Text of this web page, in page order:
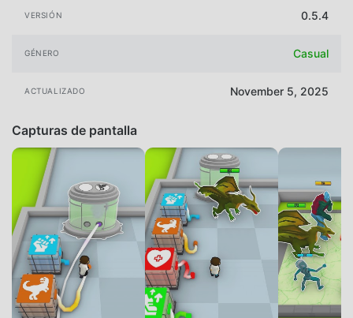
VERSIÓN 0.5.4
GÉNERO Casual
ACTUALIZADO November 5, 2025
Capturas de pantalla